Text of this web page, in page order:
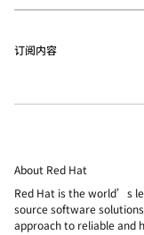
订阅内容
About Red Hat
Red Hat is the world’s
source software
approach to reliable and